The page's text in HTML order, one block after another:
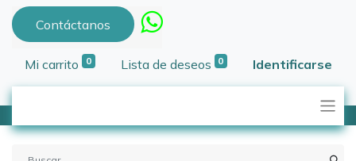
Contáctanos
Mi carrito 0 Lista de deseos 0 Identificarse